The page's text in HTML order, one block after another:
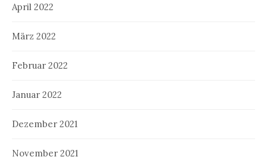
April 2022
März 2022
Februar 2022
Januar 2022
Dezember 2021
November 2021